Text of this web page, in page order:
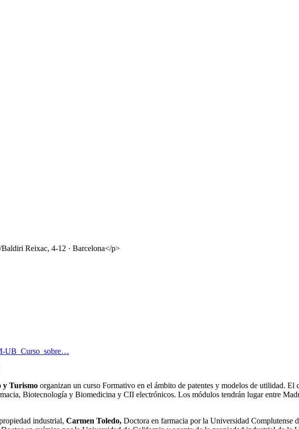
Reixac, 4-12 · Barcelona</p>
UB_Curso_sobre…
y Turismo organizan un curso Formativo en el ámbito de patentes y modelos de utilidad. El
Biotecnología y Biomedicina y CII electrónicos. Los módulos tendrán lugar entre
industrial, Carmen Toledo, Doctora en farmacia por la Universidad Complutense